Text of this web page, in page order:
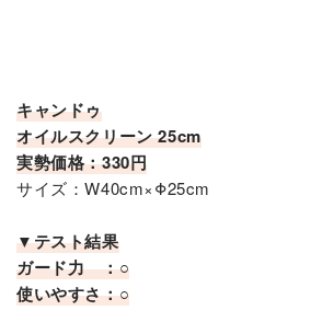
キャンドゥ
オイルスクリーン 25cm
実勢価格：330円
サイズ：W40cm×Φ25cm
▼テスト結果
ガード力 ：○
使いやすさ：○